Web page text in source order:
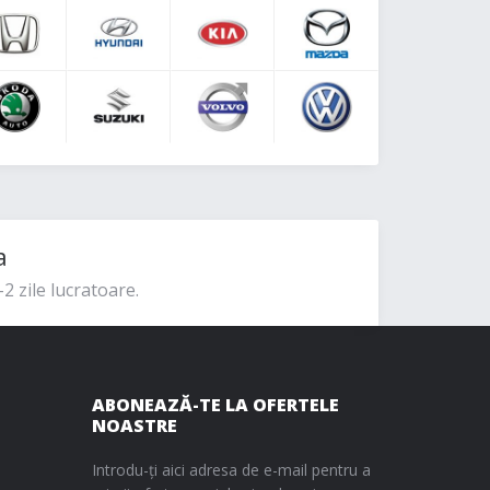
zile lucratoare.
ABONEAZĂ-TE LA OFERTELE
NOASTRE
Introdu-ți aici adresa de e-mail pentru a